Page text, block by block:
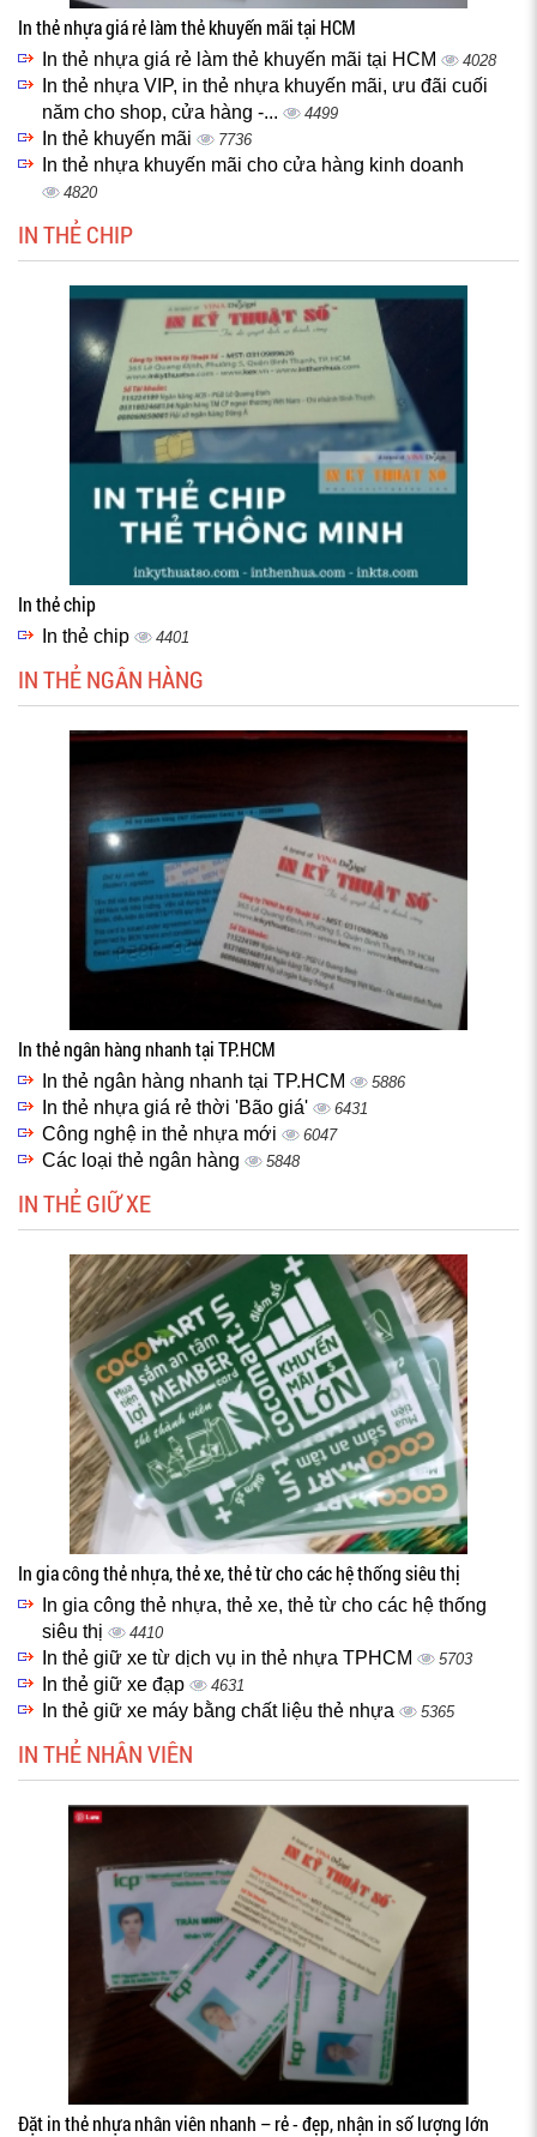
In thẻ nhựa giá rẻ làm thẻ khuyến mãi tại HCM
In thẻ nhựa giá rẻ làm thẻ khuyến mãi tại HCM 4028
In thẻ nhựa VIP, in thẻ nhựa khuyến mãi, ưu đãi cuối
năm cho shop, cửa hàng -...
4499
In thẻ khuyến mãi 7736
In thẻ nhựa khuyến mãi cho cửa hàng kinh doanh
4820
IN THẺ CHIP
In thẻ chip
In thẻ chip 4401
IN THẺ NGÂN HÀNG
In thẻ ngân hàng nhanh tại TP.HCM
In thẻ ngân hàng nhanh tại TP.HCM 5886
In thẻ nhựa giá rẻ thời 'Bão giá' 6431
Công nghệ in thẻ nhựa mới 6047
Các loại thẻ ngân hàng 5848
IN THẺ GIỮ XE
In gia công thẻ nhựa, thẻ xe, thẻ từ cho các hệ thống siêu thị
In gia công thẻ nhựa, thẻ xe, thẻ từ cho các hệ thống
siêu thị
4410
In thẻ giữ xe từ dịch vụ in thẻ nhựa TPHCM 5703
In thẻ giữ xe đạp 4631
In thẻ giữ xe máy bằng chất liệu thẻ nhựa 5365
IN THẺ NHÂN VIÊN
Đặt in thẻ nhựa nhân viên nhanh – rẻ - đẹp, nhận in số lượng lớn